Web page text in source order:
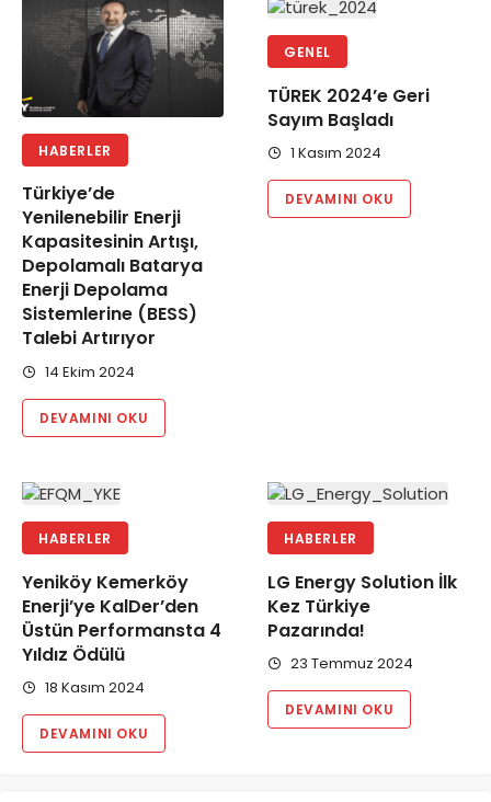
HABERLER
Türkiye’de
Yenilenebilir Enerji
Kapasitesinin Artışı,
Depolamalı Batarya
Enerji Depolama
Sistemlerine (BESS)
Talebi Artırıyor
14 Ekim 2024
DEVAMINI OKU
GENEL
TÜREK 2024’e Geri
Sayım Başladı
1 Kasım 2024
DEVAMINI OKU
HABERLER
Yeniköy Kemerköy
Enerji’ye KalDer’den
Üstün Performansta 4
Yıldız Ödülü
18 Kasım 2024
DEVAMINI OKU
HABERLER
LG Energy Solution İlk
Kez Türkiye
Pazarında!
23 Temmuz 2024
DEVAMINI OKU